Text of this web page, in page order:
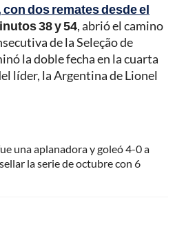
dos remates desde el
38 y 54, abrió el camino
de la Seleção de
la doble fecha en la cuarta
líder, la Argentina de Lionel
una aplanadora y goleó 4-0 a
la serie de octubre con 6